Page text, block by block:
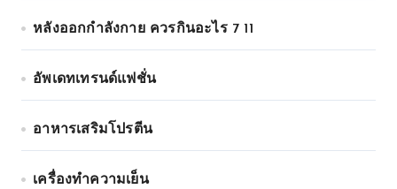
หลังออกกําลังกาย ควรกินอะไร 7 11
อัพเดทเทรนด์แฟชั่น
อาหารเสริมโปรตีน
เครื่องทำความเย็น